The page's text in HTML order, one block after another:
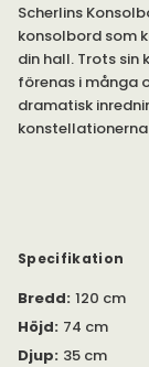
Scherlins
konsolbord som
din hall. Trots sin
förenas i många
dramatisk
Konsolbord
kombinera det i
kvalitén just ditt
önskade
Specifikation
Bredd: 120 cm
Höjd: 74 cm
Djup: 35 cm